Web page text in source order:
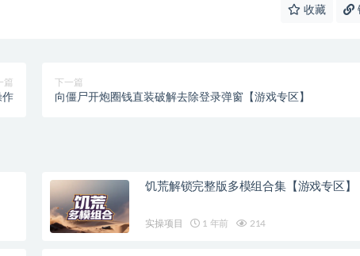
收藏
篇
作
下一篇
向僵尸开炮圈钱直装破解去除登录弹窗【游戏专区】
饥荒解锁完整版多模组合集【游戏专区】
实操项目 1 年前 214